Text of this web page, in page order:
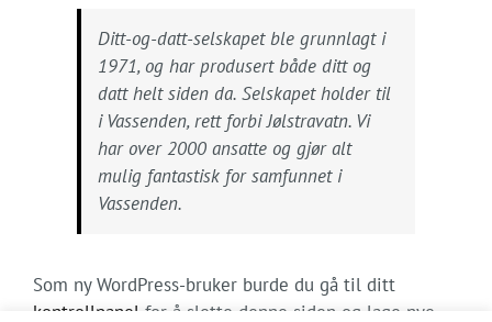
Ditt-og-datt-selskapet ble grunnlagt i
1971, og har produsert både ditt og
datt helt siden da. Selskapet holder til
i Vassenden, rett forbi Jølstravatn. Vi
har over 2000 ansatte og gjør alt
mulig fantastisk for samfunnet i
Vassenden.
Som ny WordPress-bruker burde du gå til ditt
kontrollpanel for å slette denne siden og lage nye